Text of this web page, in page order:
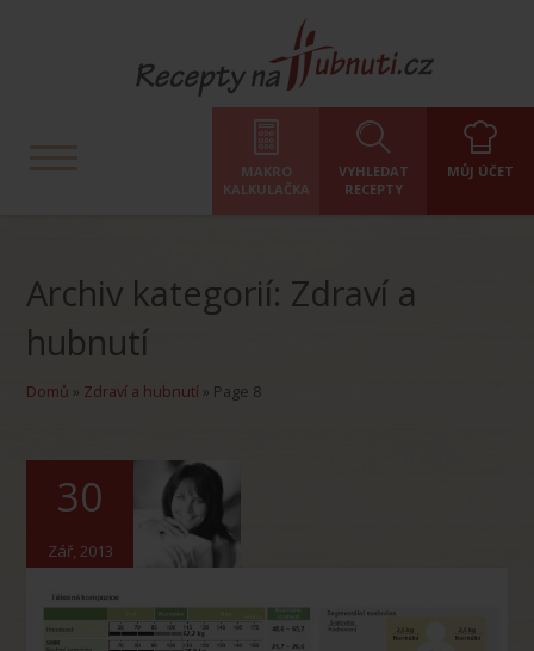
MAKRO
KALKULAČKA
VYHLEDAT
RECEPTY
MŮJ ÚČET
Archiv kategorií: Zdraví a
hubnutí
Domů » Zdraví a hubnutí » Page 8
30
Zář, 2013